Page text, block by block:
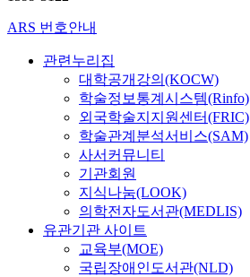
ARS 번호안내
관련누리집
대학공개강의(KOCW)
학술정보통계시스템(Rinfo)
외국학술지지원센터(FRIC)
학술관계분석서비스(SAM)
사서커뮤니티
기관회원
지식나눔(LOOK)
의학전자도서관(MEDLIS)
유관기관 사이트
교육부(MOE)
국립장애인도서관(NLD)